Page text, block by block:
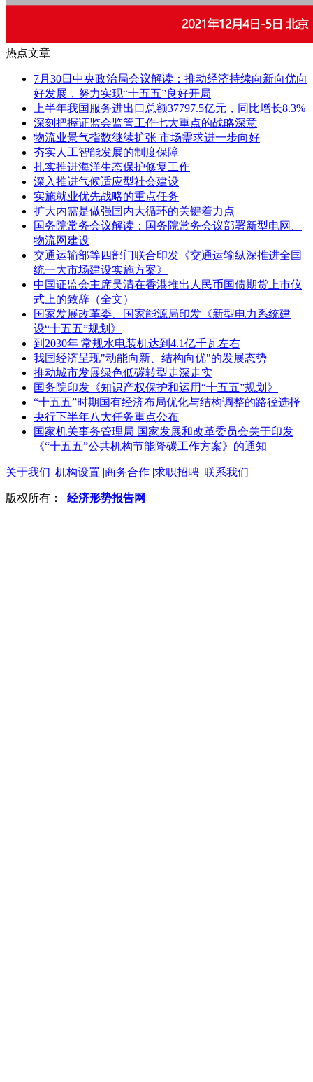
热点文章
7月30日中央政治局会议解读：推动经济持续向新向优向
好发展，努力实现“十五五”良好开局
上半年我国服务进出口总额37797.5亿元，同比增长8.3%
深刻把握证监会监管工作七大重点的战略深意
物流业景气指数继续扩张 市场需求进一步向好
夯实人工智能发展的制度保障
扎实推进海洋生态保护修复工作
深入推进气候适应型社会建设
实施就业优先战略的重点任务
扩大内需是做强国内大循环的关键着力点
国务院常务会议解读：国务院常务会议部署新型电网、
物流网建设
交通运输部等四部门联合印发《交通运输纵深推进全国
统一大市场建设实施方案》
中国证监会主席吴清在香港推出人民币国债期货上市仪
式上的致辞（全文）
国家发展改革委、国家能源局印发《新型电力系统建
设“十五五”规划》
到2030年 常规水电装机达到4.1亿千瓦左右
我国经济呈现"动能向新、结构向优"的发展态势
推动城市发展绿色低碳转型走深走实
国务院印发《知识产权保护和运用“十五五”规划》
“十五五”时期国有经济布局优化与结构调整的路径选择
央行下半年八大任务重点公布
国家机关事务管理局 国家发展和改革委员会关于印发
《“十五五”公共机构节能降碳工作方案》的通知
关于我们 |机构设置 |商务合作 |求职招聘 |联系我们
版权所有： 经济形势报告网